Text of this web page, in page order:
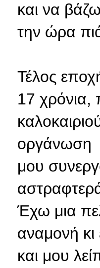
και να
την ώρα
Τέλος
17 χρόνια,
οργάνωση
μου
Έχω μια
αναμονή κι
και μου